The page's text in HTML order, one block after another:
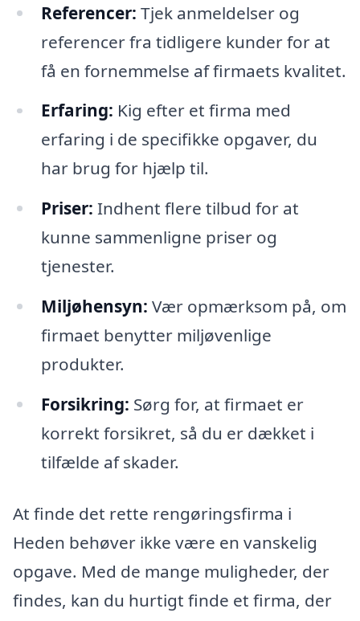
Referencer: Tjek anmeldelser og
referencer fra tidligere kunder for at
få en fornemmelse af firmaets kvalitet.
Erfaring: Kig efter et firma med
erfaring i de specifikke opgaver, du
har brug for hjælp til.
Priser: Indhent flere tilbud for at
kunne sammenligne priser og
tjenester.
Miljøhensyn: Vær opmærksom på, om
firmaet benytter miljøvenlige
produkter.
Forsikring: Sørg for, at firmaet er
korrekt forsikret, så du er dækket i
tilfælde af skader.
At finde det rette rengøringsfirma i
Heden behøver ikke være en vanskelig
opgave. Med de mange muligheder, der
findes, kan du hurtigt finde et firma, der